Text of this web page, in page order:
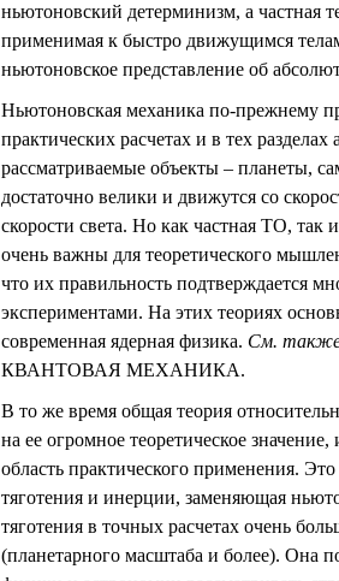
ньютоновский детерминизм, а частная
применимая к быстро движущимся
ньютоновское представление об
Ньютоновская механика по-прежнему
практических расчетах и в тех разделах
рассматриваемые объекты – планеты,
достаточно велики и движутся со
скорости света. Но как частная ТО, так
очень важны для теоретического
что их правильность подтверждается
экспериментами. На этих теориях
современная ядерная физика. См.
КВАНТОВАЯ МЕХАНИКА.
В то же время общая теория
на ее огромное теоретическое
область практического применения.
тяготения и инерции, заменяющая
тяготения в точных расчетах очень
(планетарного масштаба и более). Она